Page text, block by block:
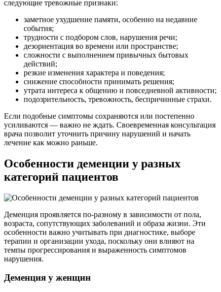
следующие тревожные признаки:
заметное ухудшение памяти, особенно на недавние
события;
трудности с подбором слов, нарушения речи;
дезориентация во времени или пространстве;
сложности с выполнением привычных бытовых
действий;
резкие изменения характера и поведения;
снижение способности принимать решения;
утрата интереса к общению и повседневной активности;
подозрительность, тревожность, беспричинные страхи.
Если подобные симптомы сохраняются или постепенно
усиливаются — важно не ждать. Своевременная консультация
врача позволит уточнить причину нарушений и начать
лечение как можно раньше.
Особенности деменции у разных
категорий пациентов
Деменция проявляется по-разному в зависимости от пола,
возраста, сопутствующих заболеваний и образа жизни. Эти
особенности важно учитывать при диагностике, выборе
терапии и организации ухода, поскольку они влияют на
темпы прогрессирования и выраженность симптомов
нарушения.
Деменция у женщин